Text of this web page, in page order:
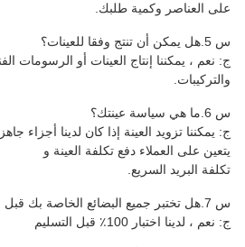
على العناصر وكمية طلبك.
س 5.هل يمكن أن تنتج وفقا للعينات؟
ج: نعم ، يمكننا إنتاج العينات أو الرسومات
والتركيبات.
س 6.ما هي سياسة عينتك؟
ج: يمكننا تزويد العينة إذا كان لدينا أجزاء
يتعين على العملاء دفع تكلفة العينة و
تكلفة البريد السريع.
س 7.هل تختبر جميع البضائع الخاصة بك قبل التسليم؟
ج: نعم ، لدينا اختبار 100٪ قبل التسليم